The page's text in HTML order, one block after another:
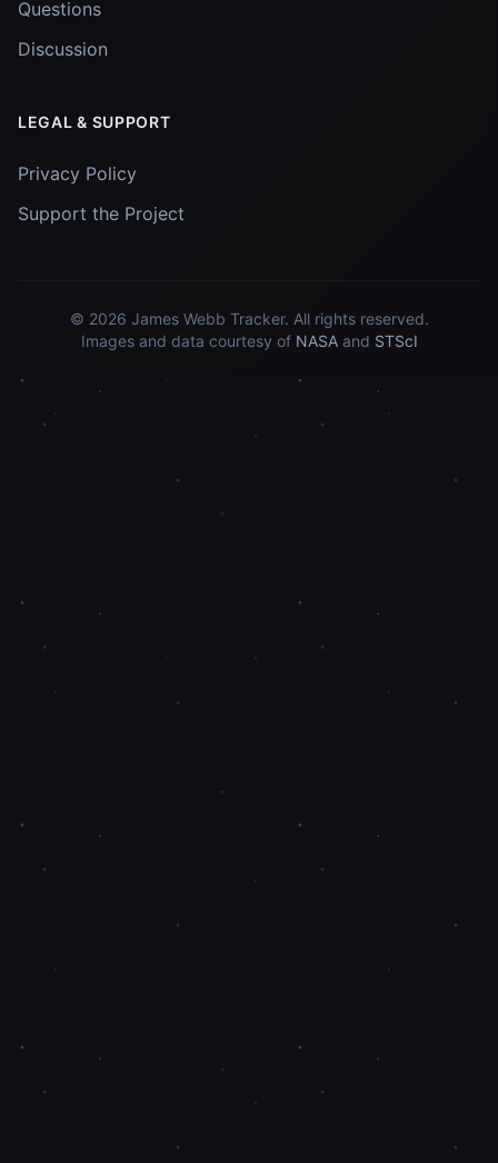
Questions
Discussion
LEGAL & SUPPORT
Privacy Policy
Support the Project
© 2026 James Webb Tracker. All rights reserved.
Images and data courtesy of NASAand STScI